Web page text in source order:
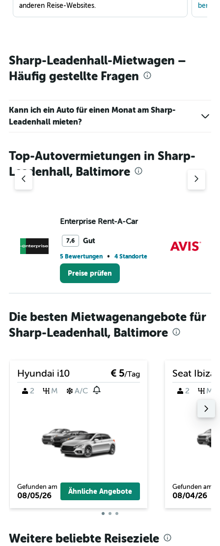
anderen Reise-Websites.
Sharp-Leadenhall-Mietwagen –
Häufig gestellte Fragen
Kann ich ein Auto für einen Monat am Sharp-
Leadenhall mieten?
Top-Autovermietungen in Sharp-
Leadenhall, Baltimore
Enterprise Rent-A-Car
7,6 Gut
5 Bewertungen • 4 Standorte
Preise prüfen
Die besten Mietwagenangebote für
Sharp-Leadenhall, Baltimore
Hyundai i10 € 5/Tag
2
M A/C
Gefunden am
08/05/26 Ähnliche Angebote
Seat Ibiza
2 M
Gefunden am
08/04/26
Weitere beliebte Reiseziele